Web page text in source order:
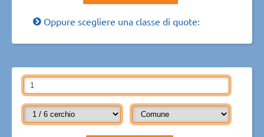
Oppure scegliere una classe di quote: